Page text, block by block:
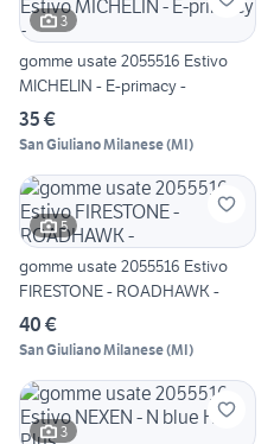
3
gomme usate 2055516 Estivo
MICHELIN - E-primacy -
35 €
San Giuliano Milanese(MI)
5
gomme usate 2055516 Estivo
FIRESTONE - ROADHAWK -
40 €
San Giuliano Milanese(MI)
3